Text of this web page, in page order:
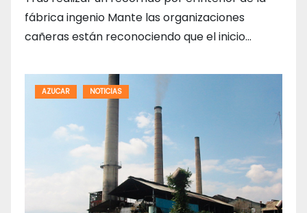
fábrica ingenio Mante las organizaciones
cañeras están reconociendo que el inicio…
AZUCAR NOTICIAS